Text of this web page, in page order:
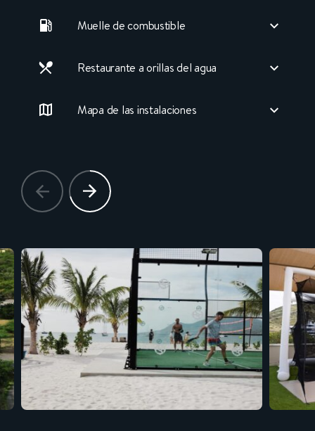
Muelle de combustible
Restaurante a orillas del agua
Mapa de las instalaciones